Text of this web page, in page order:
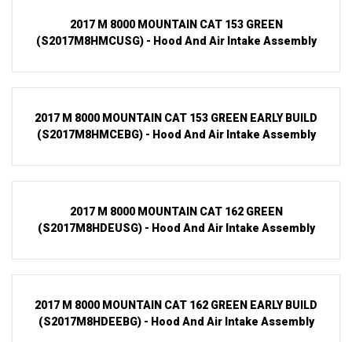
2017 M 8000 MOUNTAIN CAT 153 GREEN
(S2017M8HMCUSG) - Hood And Air Intake Assembly
2017 M 8000 MOUNTAIN CAT 153 GREEN EARLY BUILD
(S2017M8HMCEBG) - Hood And Air Intake Assembly
2017 M 8000 MOUNTAIN CAT 162 GREEN
(S2017M8HDEUSG) - Hood And Air Intake Assembly
2017 M 8000 MOUNTAIN CAT 162 GREEN EARLY BUILD
(S2017M8HDEEBG) - Hood And Air Intake Assembly